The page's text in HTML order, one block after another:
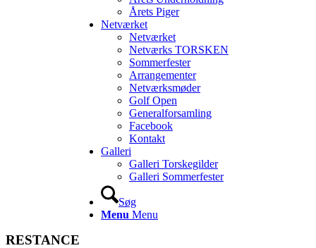
Årets Piger
Netværket
Netværket
Netværks TORSKEN
Sommerfester
Arrangementer
Netværksmøder
Golf Open
Generalforsamling
Facebook
Kontakt
Galleri
Galleri Torskegilder
Galleri Sommerfester
Søg
Menu Menu
RESTANCE